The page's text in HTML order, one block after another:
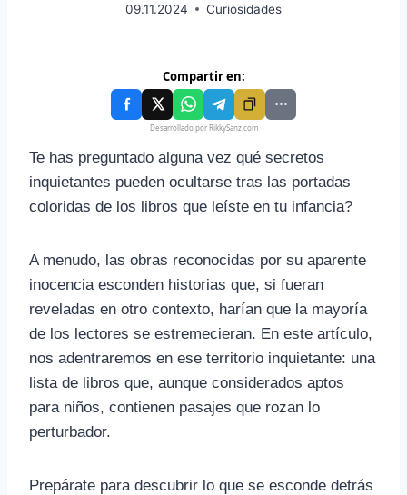
09.11.2024 Curiosidades
Compartir en:
Desarrollado por RikkySanz.com
Te has preguntado alguna vez qué secretos
inquietantes pueden ocultarse tras las portadas
coloridas de los libros que leíste en tu infancia?
A menudo, las obras reconocidas por su aparente
inocencia esconden historias que, si fueran
reveladas en otro contexto, harían que la mayoría
de los lectores se estremecieran. En este artículo,
nos adentraremos en ese territorio inquietante: una
lista de libros que, aunque considerados aptos
para niños, contienen pasajes que rozan lo
perturbador.
Prepárate para descubrir lo que se esconde detrás